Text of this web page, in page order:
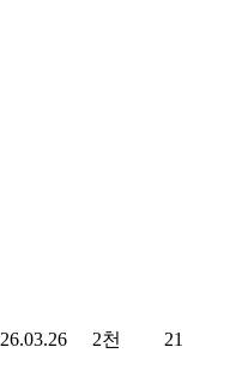
26.03.26 2천 21